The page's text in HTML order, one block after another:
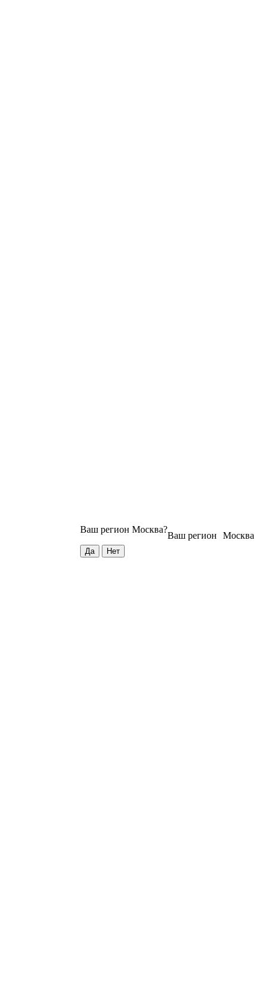
Москва
Ваш регион
Ваш регион Москва?